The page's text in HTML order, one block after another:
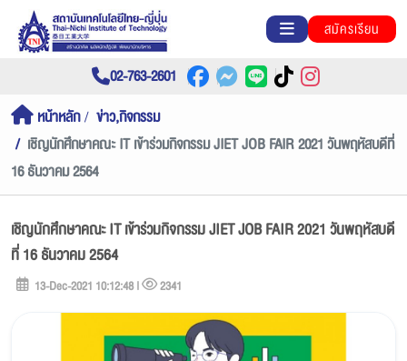
สมัครเรียน
02-763-2601
หน้าหลัก
ข่าว,กิจกรรม
เชิญนักศึกษาคณะ IT เข้าร่วมกิจกรรม JIET JOB FAIR 2021 วันพฤหัสบดีที่
16 ธันวาคม 2564
เชิญนักศึกษาคณะ IT เข้าร่วมกิจกรรม JIET JOB FAIR 2021 วันพฤหัสบดี
ที่ 16 ธันวาคม 2564
13-Dec-2021 10:12:48 | 2341